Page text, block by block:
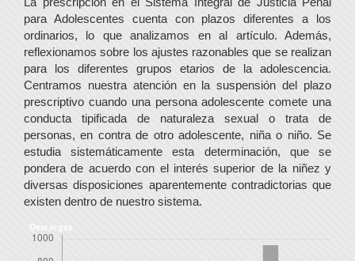
para Adolescentes cuenta con plazos diferentes a los
ordinarios, lo que analizamos en al artículo. Además,
reflexionamos sobre los ajustes razonables que se realizan
para los diferentes grupos etarios de la adolescencia.
Centramos nuestra atención en la suspensión del plazo
prescriptivo cuando una persona adolescente comete una
conducta tipificada de naturaleza sexual o trata de
personas, en contra de otro adolescente, niña o niño. Se
estudia sistemáticamente esta determinación, que se
pondera de acuerdo con el interés superior de la niñez y
diversas disposiciones aparentemente contradictorias que
existen dentro de nuestro sistema.
Descargas